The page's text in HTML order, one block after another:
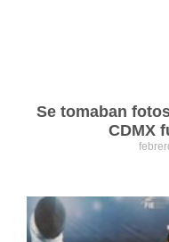
Se tomaban
CDMX